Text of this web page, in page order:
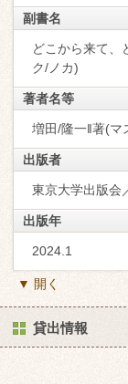
副書名
どこから来て、
ク/ノカ)
著者名等
増田/隆一‖著(マ
出版者
東京大学出版会
出版年
2024.1
▼ 開く
貸出情報